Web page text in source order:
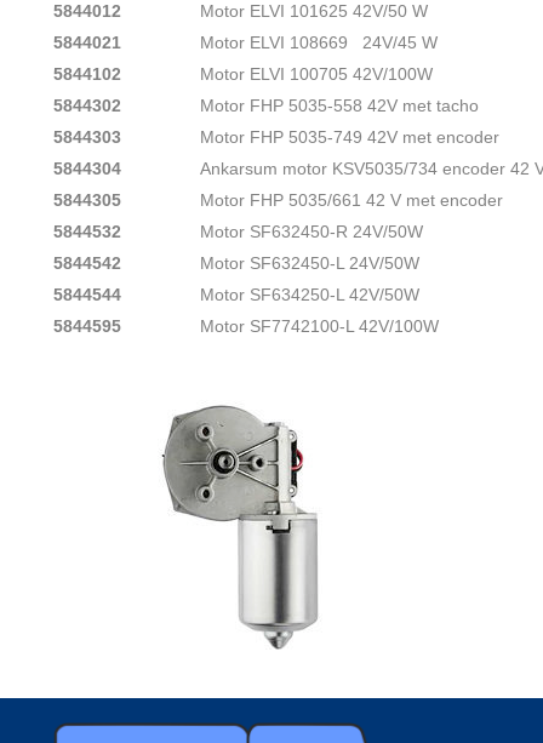
5844012
Motor ELVI 101625 42V/50 W
5844021
Motor ELVI 108669 24V/45 W
5844102
Motor ELVI 100705 42V/100W
5844302
Motor FHP 5035-558 42V met tacho
5844303
Motor FHP 5035-749 42V met encoder
5844304
Ankarsum motor KSV5035/734 encoder 42
5844305
Motor FHP 5035/661 42 V met encoder
5844532
Motor SF632450-R 24V/50W
5844542
Motor SF632450-L 24V/50W
5844544
Motor SF634250-L 42V/50W
5844595
Motor SF7742100-L 42V/100W